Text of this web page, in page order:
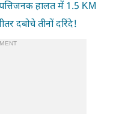
हालत में 1.5 KM
दबोचे तीनों दरिंदे!